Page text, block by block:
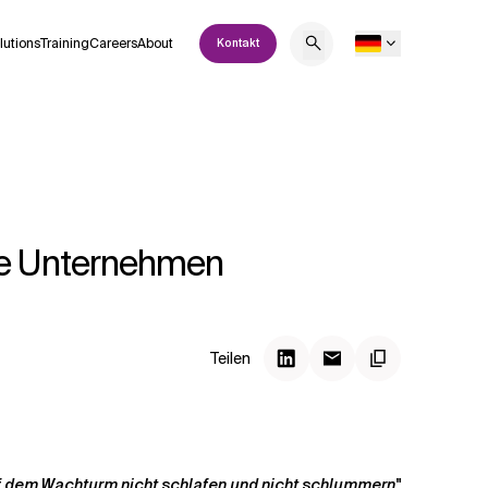
TrainingCareersAbout Kontakt
Unternehmen
Teilen